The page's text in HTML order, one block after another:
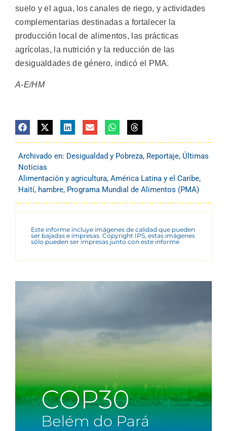
suelo y el agua, los canales de riego, y actividades
complementarias destinadas a fortalecer la
producción local de alimentos, las prácticas
agrícolas, la nutrición y la reducción de las
desigualdades de género, indicó el PMA.
A-E/HM
Archivado en: Desigualdad y Pobreza, Reportaje, Últimas
Noticias
Alimentación y agricultura, América Latina y el Caribe,
Haití, hambre, Programa Mundial de Alimentos (PMA)
Este informe incluye imágenes de calidad que pueden
ser bajadas e impresas. Copyright IPS, estas imágenes
sólo pueden ser impresas junto con este informe